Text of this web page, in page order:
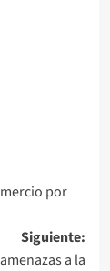
por
Siguiente:
a la